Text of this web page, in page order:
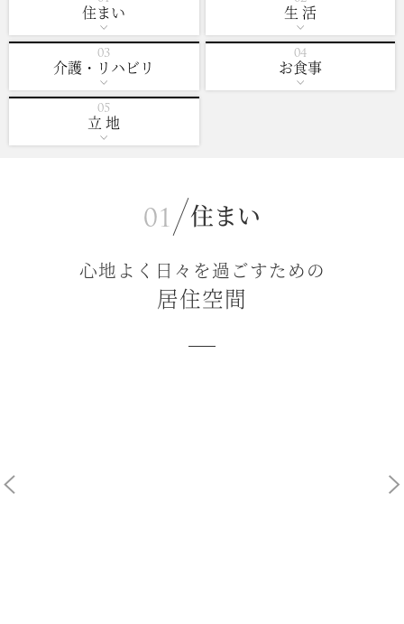
住まい 生 活
介護・リハビリ お食事
立 地
住まい
心地よく日々を過ごすための
居住空間